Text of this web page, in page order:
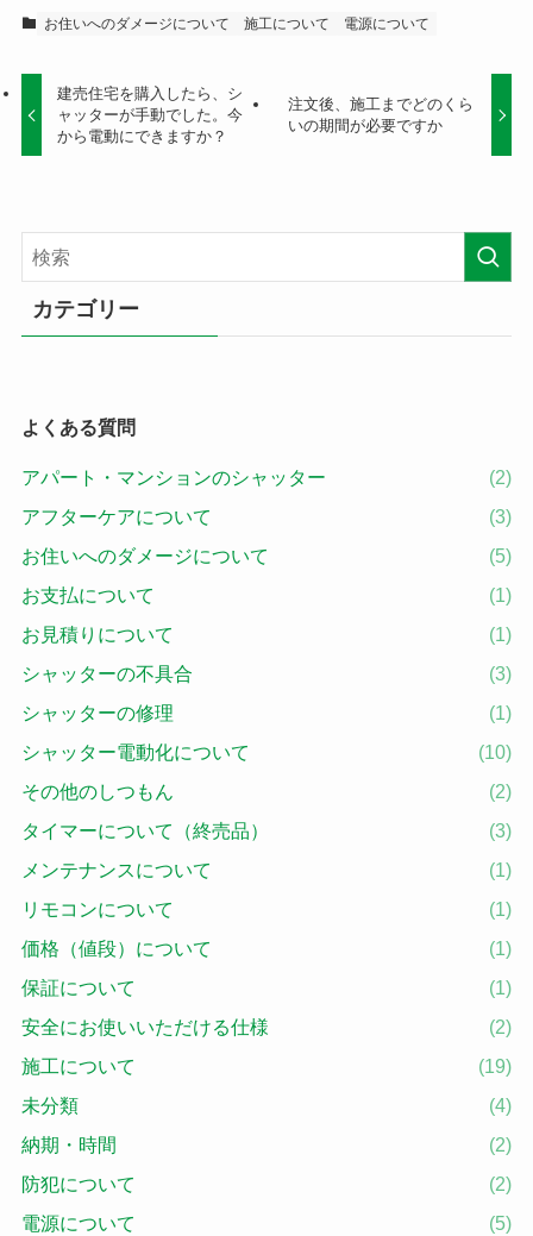
お住いへのダメージについて 施工について 電源について
建売住宅を購入したら、シ
ャッターが手動でした。今
から電動にできますか？
注文後、施工までどのくら
いの期間が必要ですか
カテゴリー
よくある質問
アパート・マンションのシャッター
(2)
アフターケアについて
(3)
お住いへのダメージについて
(5)
お支払について
(1)
お見積りについて
(1)
シャッターの不具合
(3)
シャッターの修理
(1)
シャッター電動化について
(10)
その他のしつもん
(2)
タイマーについて（終売品）
(3)
メンテナンスについて
(1)
リモコンについて
(1)
価格（値段）について
(1)
保証について
(1)
安全にお使いいただける仕様
(2)
施工について
(19)
未分類
(4)
納期・時間
(2)
防犯について
(2)
電源について
(5)